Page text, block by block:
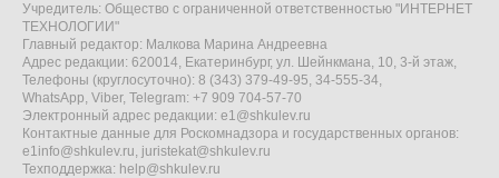
Учредитель: Общество с ограниченной ответственностью "ИНТЕРНЕТ
ТЕХНОЛОГИИ"
Главный редактор: Малкова Марина Андреевна
Адрес редакции: 620014, Екатеринбург, ул. Шейнкмана, 10, 3-й этаж,
Телефоны (круглосуточно): 8 (343) 379-49-95, 34-555-34,
WhatsApp, Viber, Telegram: +7 909 704-57-70
Электронный адрес редакции: e1@shkulev.ru
Контактные данные для Роскомнадзора и государственных органов:
e1info@shkulev.ru, juristekat@shkulev.ru
Техподдержка: help@shkulev.ru